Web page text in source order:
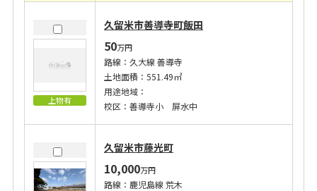
上物有
久留米市善導寺町飯田
50万円
路線：久大線 善導寺
土地面積：551.49㎡
用途地域：
校区：善導寺小 屏水中
久留米市藤光町
10,000万円
路線：鹿児島線 荒木